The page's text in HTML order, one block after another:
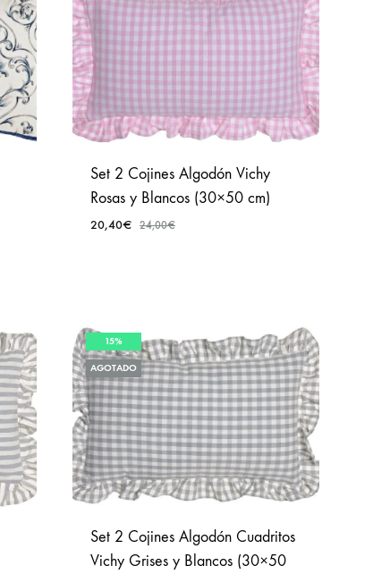
A
FAVORITOS
Set 2 Cojines Algodón Vichy
Rosas y Blancos (30×50 cm)
20,40€ 24,00€
15%
AGOTADO
Set 2 Cojines Algodón Cuadritos
Vichy Grises y Blancos (30×50